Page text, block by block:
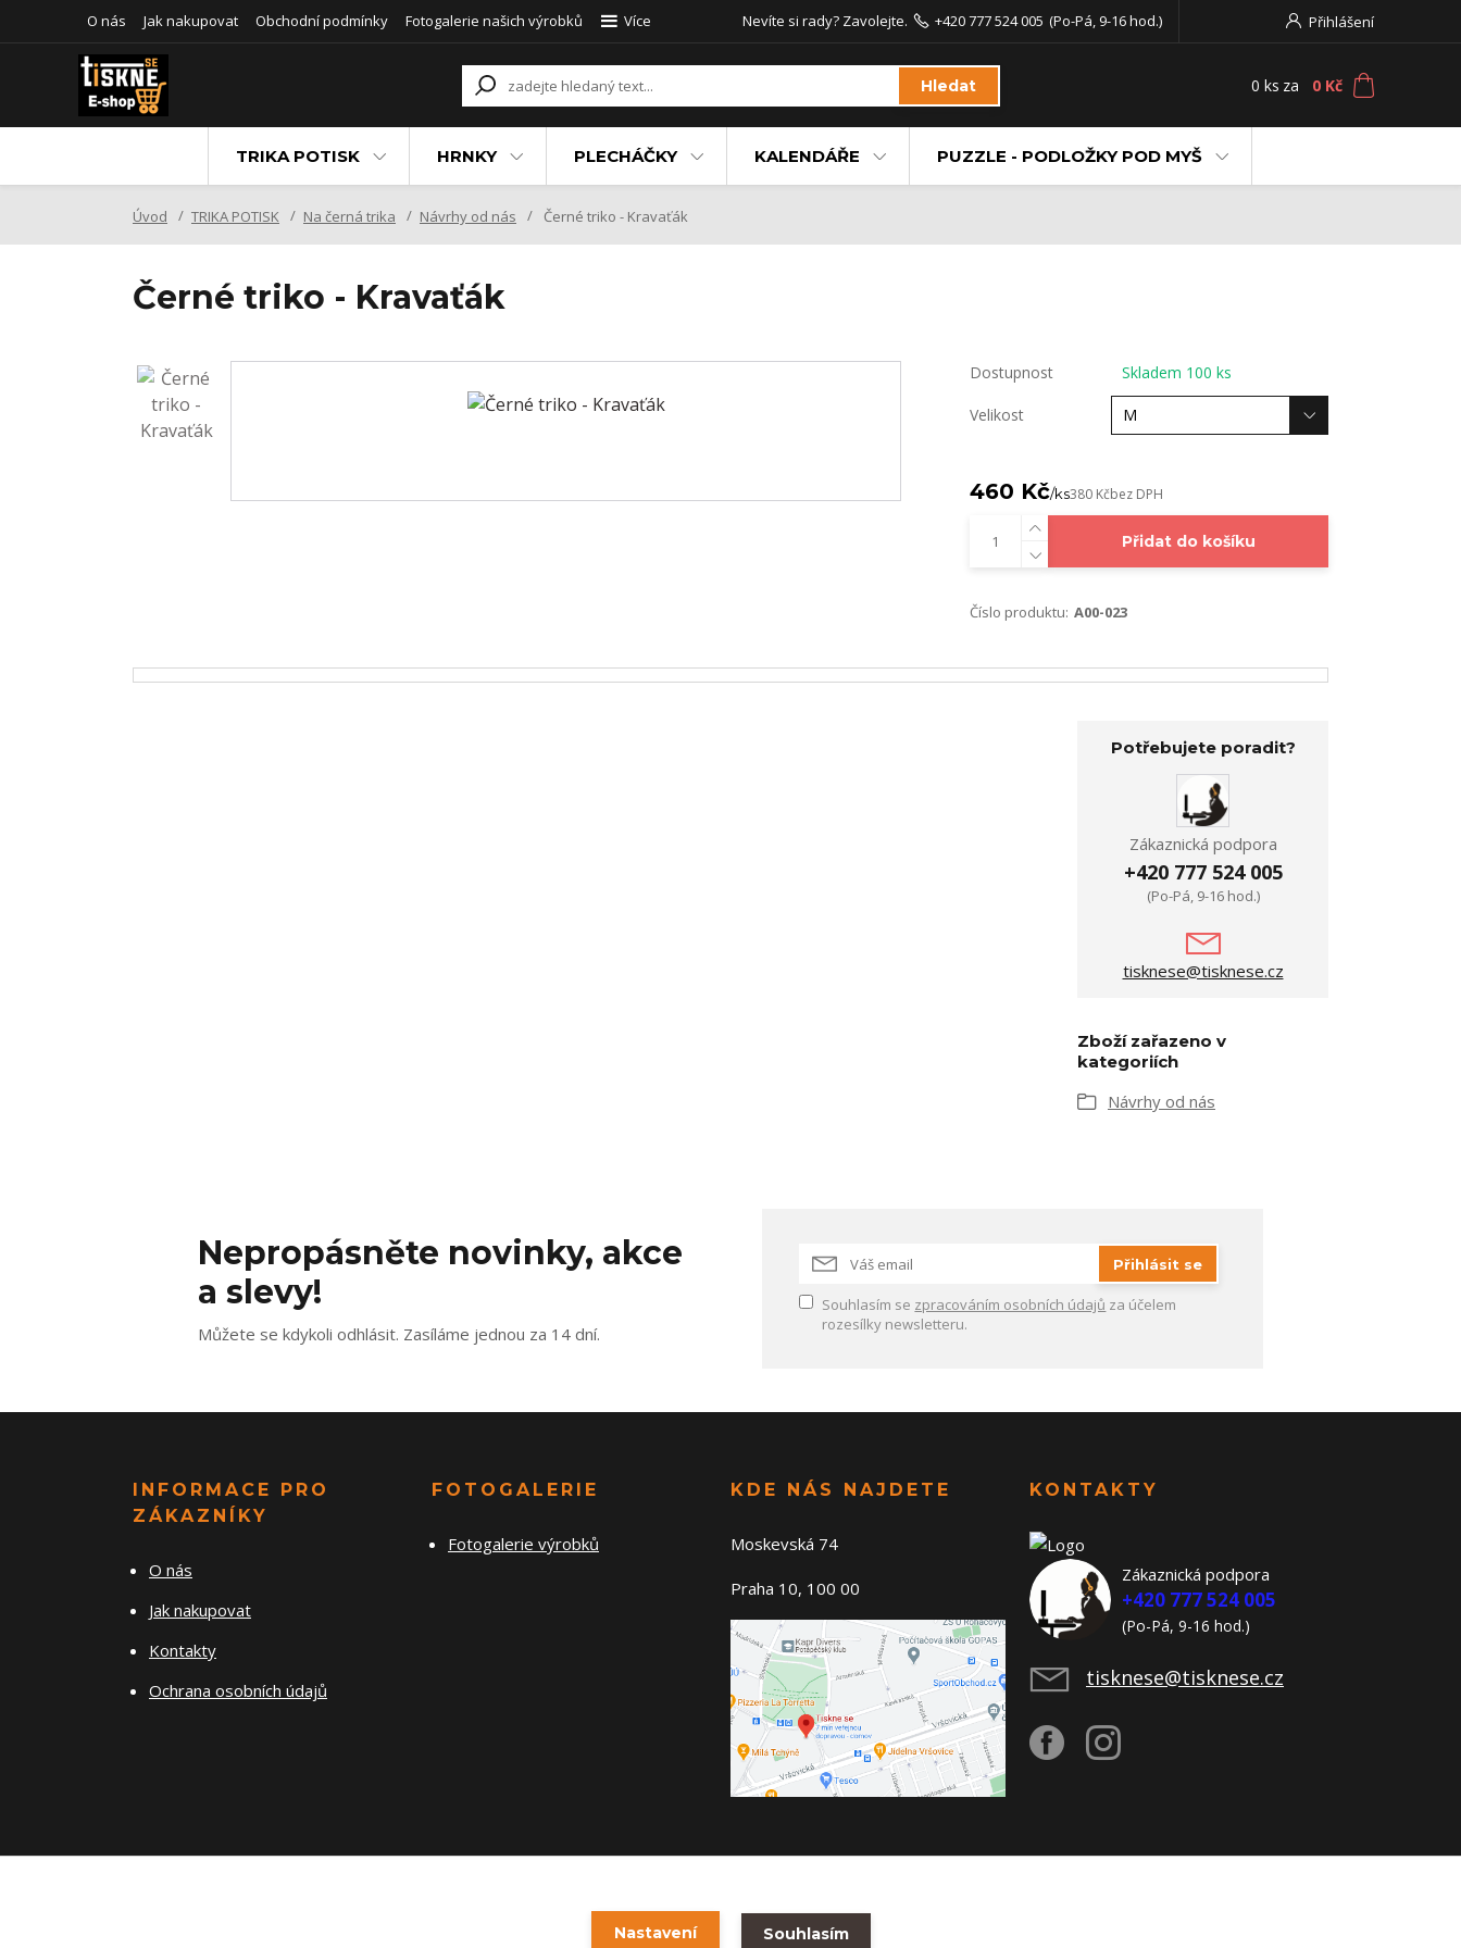
O nás Jak nakupovat Obchodní podmínky Fotogalerie našich výrobků Více Přihlášení
Hledat
Nevíte si rady? Zavolejte. +420 777 524 005 (Po-Pá, 9-16 hod.)
0 ks za 0 Kč
TRIKA POTISK HRNKY PLECHÁČKY KALENDÁŘE PUZZLE - PODLOŽKY POD MYŠ
Úvod TRIKA POTISK Na černá trika Návrhy od nás Černé triko - Kravaťák
Černé triko - Kravaťák
Dostupnost Skladem 100 ks
Velikost
460 Kč/ks380 Kčbez DPH
Přidat do košíku
Číslo produktu: A00-023
Potřebujete poradit?
Zákaznická podpora
+420 777 524 005
(Po-Pá, 9-16 hod.)
tisknese@tisknese.cz
Zboží zařazeno v
kategoriích
Návrhy od nás
Nepropásněte novinky, akce
a slevy!
Můžete se kdykoli odhlásit. Zasíláme jednou za 14 dní.
Přihlásit se
Souhlasím se zpracováním osobních údajů za účelem
rozesílky newsletteru.
INFORMACE PRO
ZÁKAZNÍKY
O nás
Jak nakupovat
Kontakty
Ochrana osobních údajů
FOTOGALERIE
Fotogalerie výrobků
KDE NÁS NAJDETE
Moskevská 74
Praha 10, 100 00
KONTAKTY
Zákaznická podpora
+420 777 524 005
(Po-Pá, 9-16 hod.)
tisknese@tisknese.cz
Vytvořeno na Eshop-rychle.cz
Nastavení Souhlasím